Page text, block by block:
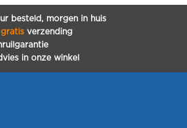
besteld, morgen in huis
gratisverzending
in onze winkel